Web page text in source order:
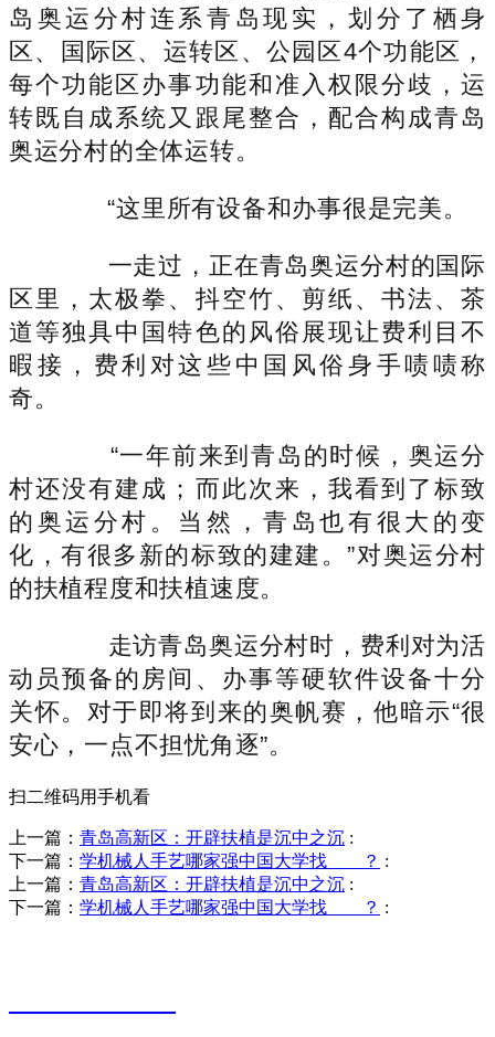
岛奥运分村连系青岛现实，划分了栖身
区、国际区、运转区、公园区4个功能区，
每个功能区办事功能和准入权限分歧，运
转既自成系统又跟尾整合，配合构成青岛
奥运分村的全体运转。
“这里所有设备和办事很是完美。
一走过，正在青岛奥运分村的国际
区里，太极拳、抖空竹、剪纸、书法、茶
道等独具中国特色的风俗展现让费利目不
暇接，费利对这些中国风俗身手啧啧称
奇。
“一年前来到青岛的时候，奥运分
村还没有建成；而此次来，我看到了标致
的奥运分村。当然，青岛也有很大的变
化，有很多新的标致的建建。”对奥运分村
的扶植程度和扶植速度。
走访青岛奥运分村时，费利对为活
动员预备的房间、办事等硬软件设备十分
关怀。对于即将到来的奥帆赛，他暗示“很
安心，一点不担忧角逐”。
扫二维码用手机看
上一篇： 青岛高新区：开辟扶植是沉中之沉 :
下一篇： 学机械人手艺哪家强中国大学找____？ :
上一篇： 青岛高新区：开辟扶植是沉中之沉 :
下一篇： 学机械人手艺哪家强中国大学找____？ :